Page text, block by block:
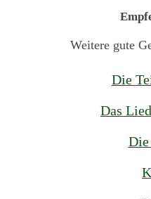
Weitere gute
Die
Das